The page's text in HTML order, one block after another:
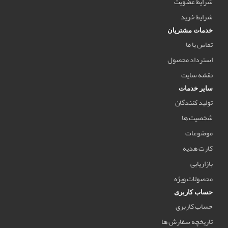
شرایط خرید
خدمات مشتریان
تماس با ما
استرداد محصول
نقشه سایت
سایر خدمات
تولید کنندگان
شخصیت ها
موضوعات
کارت هدیه
بازاریابی
محصولات ویژه
حساب کاربری
حساب کاربری
تاریخچه سفارش ها